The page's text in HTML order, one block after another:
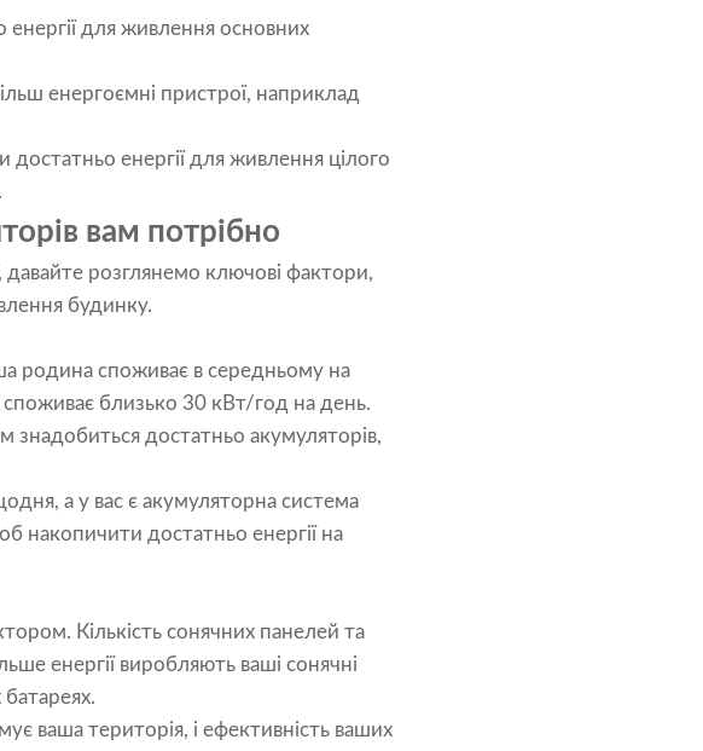
для живлення основних
енергоємні пристрої, наприклад
енергії для живлення цілого
вам потрібно
давайте розглянемо ключові фактори,
будинку.
родина споживає в середньому на
близько 30 кВт/год на день.
знадобиться достатньо акумуляторів,
а у вас є акумуляторна система
накопичити достатньо енергії на
Кількість сонячних панелей та
енергії виробляють ваші сонячні
батареях.
ваша територія, і ефективність ваших